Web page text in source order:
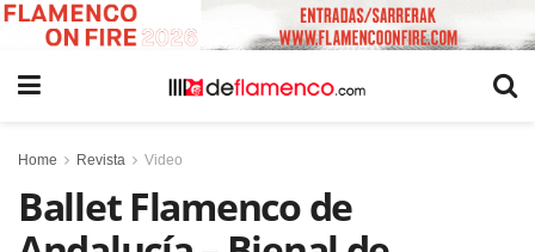
Home Revista Video
Ballet Flamenco de